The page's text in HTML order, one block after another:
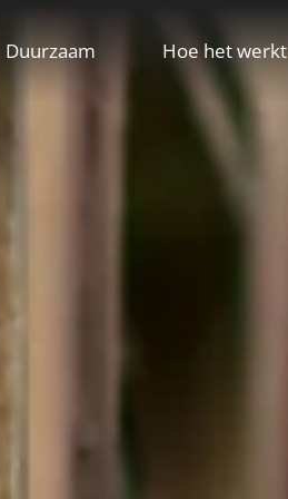
Duurzaam Hoe het werkt